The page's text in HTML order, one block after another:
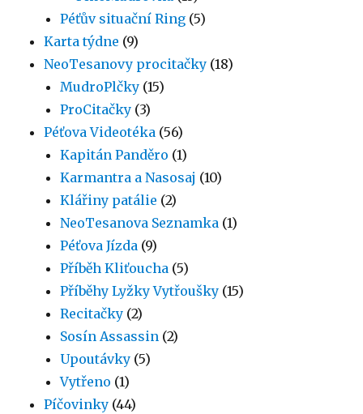
Péťův situační Ring (5)
Karta týdne (9)
NeoTesanovy procitačky (18)
MudroPlčky (15)
ProCitačky (3)
Péťova Videotéka (56)
Kapitán Panděro (1)
Karmantra a Nasosaj (10)
Klářiny patálie (2)
NeoTesanova Seznamka (1)
Péťova Jízda (9)
Příběh Kliťoucha (5)
Příběhy Lyžky Vytřoušky (15)
Recitačky (2)
Sosín Assassin (2)
Upoutávky (5)
Vytřeno (1)
Píčovinky (44)